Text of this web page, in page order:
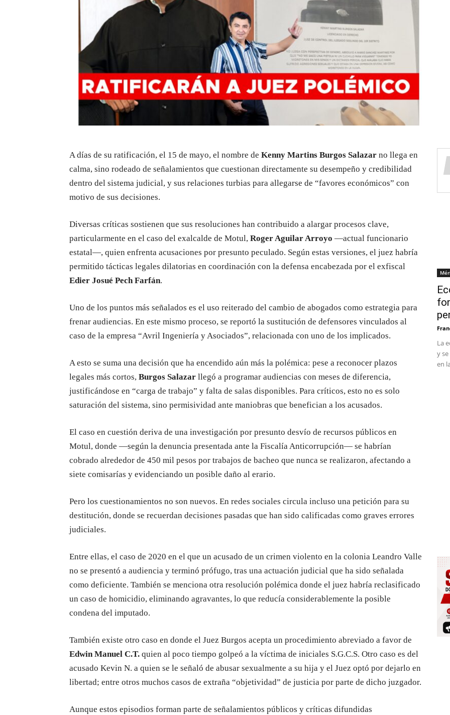
A días de su ratificación, el 15 de mayo, el nombre de Kenny Martins Burgos Salazar no llega en
calma, sino rodeado de señalamientos que cuestionan directamente su desempeño y credibilidad
dentro del sistema judicial, y sus relaciones turbias para allegarse de “favores económicos” con
motivo de sus decisiones.
Diversas críticas sostienen que sus resoluciones han contribuido a alargar procesos clave,
particularmente en el caso del exalcalde de Motul, Roger Aguilar Arroyo —actual funcionario
estatal—, quien enfrenta acusaciones por presunto peculado. Según estas versiones, el juez habría
permitido tácticas legales dilatorias en coordinación con la defensa encabezada por el exfiscal
Edier Josué Pech Farfán.
Uno de los puntos más señalados es el uso reiterado del cambio de abogados como estrategia para
frenar audiencias. En este mismo proceso, se reportó la sustitución de defensores vinculados al
caso de la empresa “Avril Ingeniería y Asociados”, relacionada con uno de los implicados.
A esto se suma una decisión que ha encendido aún más la polémica: pese a reconocer plazos
legales más cortos, Burgos Salazar llegó a programar audiencias con meses de diferencia,
justificándose en “carga de trabajo” y falta de salas disponibles. Para críticos, esto no es solo
saturación del sistema, sino permisividad ante maniobras que benefician a los acusados.
El caso en cuestión deriva de una investigación por presunto desvío de recursos públicos en
Motul, donde —según la denuncia presentada ante la Fiscalía Anticorrupción— se habrían
cobrado alrededor de 450 mil pesos por trabajos de bacheo que nunca se realizaron, afectando a
siete comisarías y evidenciando un posible daño al erario.
Pero los cuestionamientos no son nuevos. En redes sociales circula incluso una petición para su
destitución, donde se recuerdan decisiones pasadas que han sido calificadas como graves errores
judiciales.
Entre ellas, el caso de 2020 en el que un acusado de un crimen violento en la colonia Leandro Valle
no se presentó a audiencia y terminó prófugo, tras una actuación judicial que ha sido señalada
como deficiente. También se menciona otra resolución polémica donde el juez habría reclasificado
un caso de homicidio, eliminando agravantes, lo que reducía considerablemente la posible
condena del imputado.
También existe otro caso en donde el Juez Burgos acepta un procedimiento abreviado a favor de
Edwin Manuel C.T. quien al poco tiempo golpeó a la víctima de iniciales S.G.C.S. Otro caso es del
acusado Kevin N. a quien se le señaló de abusar sexualmente a su hija y el Juez optó por dejarlo en
libertad; entre otros muchos casos de extraña “objetividad” de justicia por parte de dicho juzgador.
Aunque estos episodios forman parte de señalamientos públicos y críticas difundidas
La
y
en